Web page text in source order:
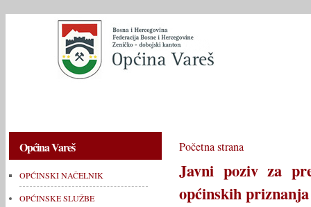
Općina Vareš
OPĆINSKI NAČELNIK
OPĆINSKE SLUŽBE
Početna strana
Javni poziv za
općinskih priznanja